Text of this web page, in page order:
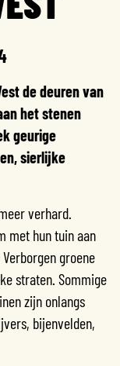
de deuren van
het stenen
geurige
sierlijke
verhard.
met hun tuin aan
groene
straten. Sommige
zijn onlangs
bijenvelden,